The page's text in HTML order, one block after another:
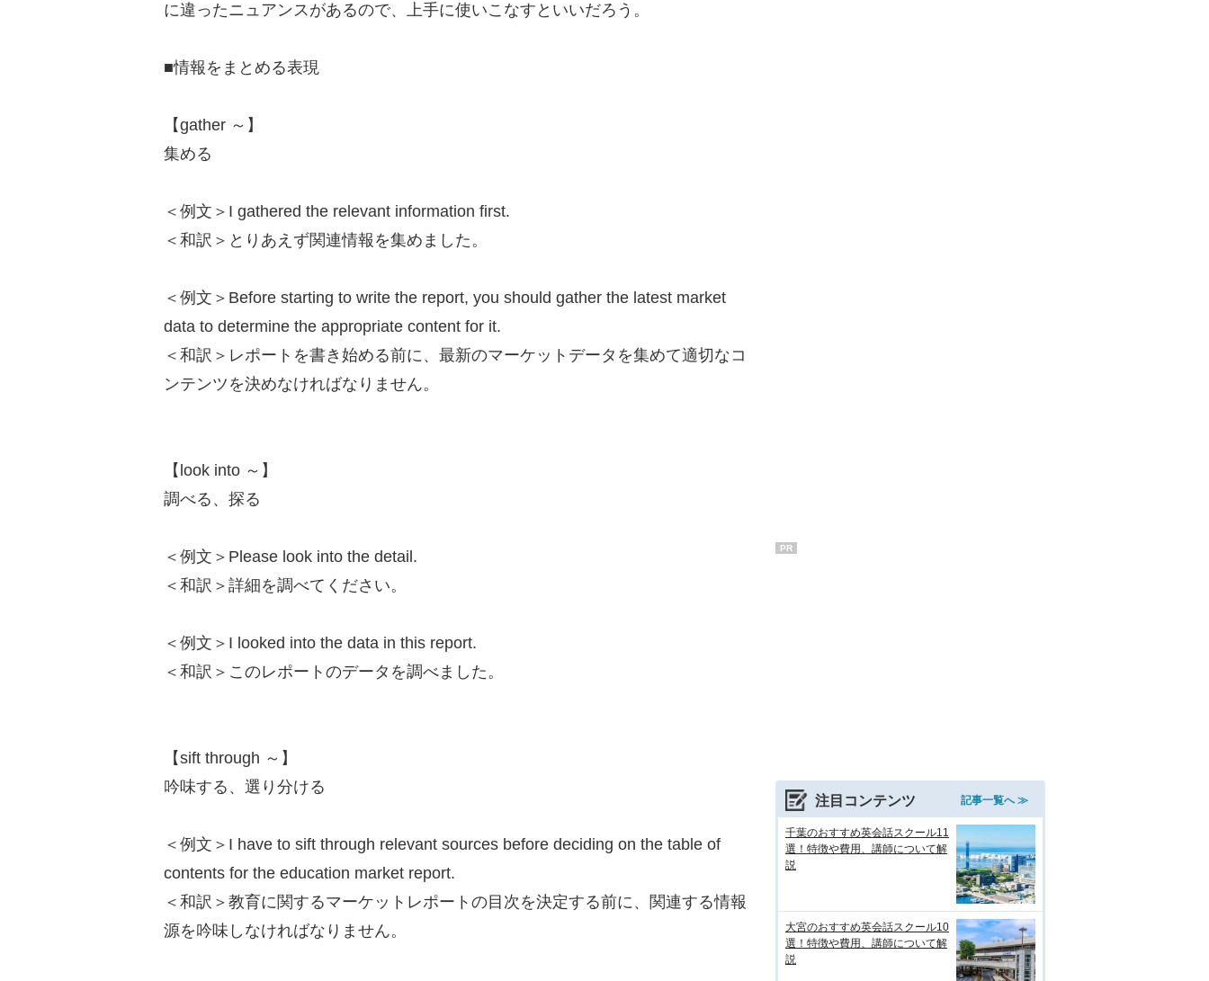
に違ったニュアンスがあるので、上手に使いこなすといいだろう。
■情報をまとめる表現
【gather ～】
集める
＜例文＞I gathered the relevant information first.
＜和訳＞とりあえず関連情報を集めました。
＜例文＞Before starting to write the report, you should gather the latest market
data to determine the appropriate content for it.
＜和訳＞レポートを書き始める前に、最新のマーケットデータを集めて適切なコ
ンテンツを決めなければなりません。
【look into ～】
調べる、探る
＜例文＞Please look into the detail.
＜和訳＞詳細を調べてください。
＜例文＞I looked into the data in this report.
＜和訳＞このレポートのデータを調べました。
【sift through ～】
吟味する、選り分ける
＜例文＞I have to sift through relevant sources before deciding on the table of
contents for the education market report.
＜和訳＞教育に関するマーケットレポートの目次を決定する前に、関連する情報
源を吟味しなければなりません。
PR
注目コンテンツ 記事一覧へ ≫
千葉のおすすめ英会話スクール11
選！特徴や費用、講師について解
説
大宮のおすすめ英会話スクール10
選！特徴や費用、講師について解
説